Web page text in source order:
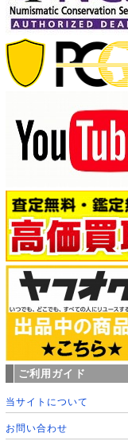
ご利用ガイド
当サイトについて
お問い合わせ